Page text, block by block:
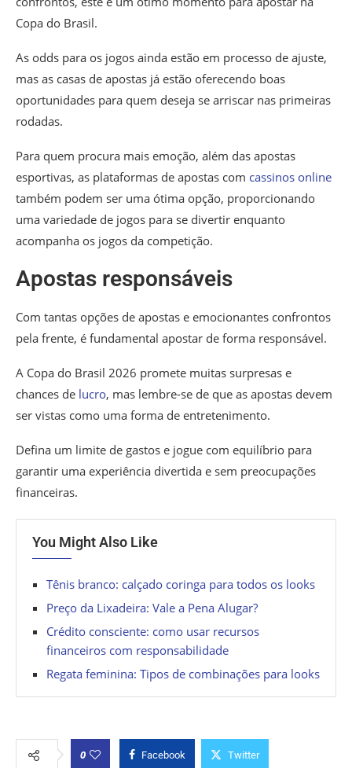
Copa do Brasil.
As odds para os jogos ainda estão em processo de ajuste,
mas as casas de apostas já estão oferecendo boas
oportunidades para quem deseja se arriscar nas primeiras
rodadas.
Para quem procura mais emoção, além das apostas
esportivas, as plataformas de apostas com cassinos online
também podem ser uma ótima opção, proporcionando
uma variedade de jogos para se divertir enquanto
acompanha os jogos da competição.
Apostas responsáveis
Com tantas opções de apostas e emocionantes confrontos
pela frente, é fundamental apostar de forma responsável.
A Copa do Brasil 2026 promete muitas surpresas e
chances de lucro, mas lembre-se de que as apostas devem
ser vistas como uma forma de entretenimento.
Defina um limite de gastos e jogue com equilíbrio para
garantir uma experiência divertida e sem preocupações
financeiras.
You Might Also Like
Tênis branco: calçado coringa para todos os looks
Preço da Lixadeira: Vale a Pena Alugar?
Crédito consciente: como usar recursos
financeiros com responsabilidade
Regata feminina: Tipos de combinações para looks
0 Facebook Twitter